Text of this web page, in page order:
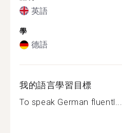
英語
學
德語
我的語言學習目標
To speak German fluentl...